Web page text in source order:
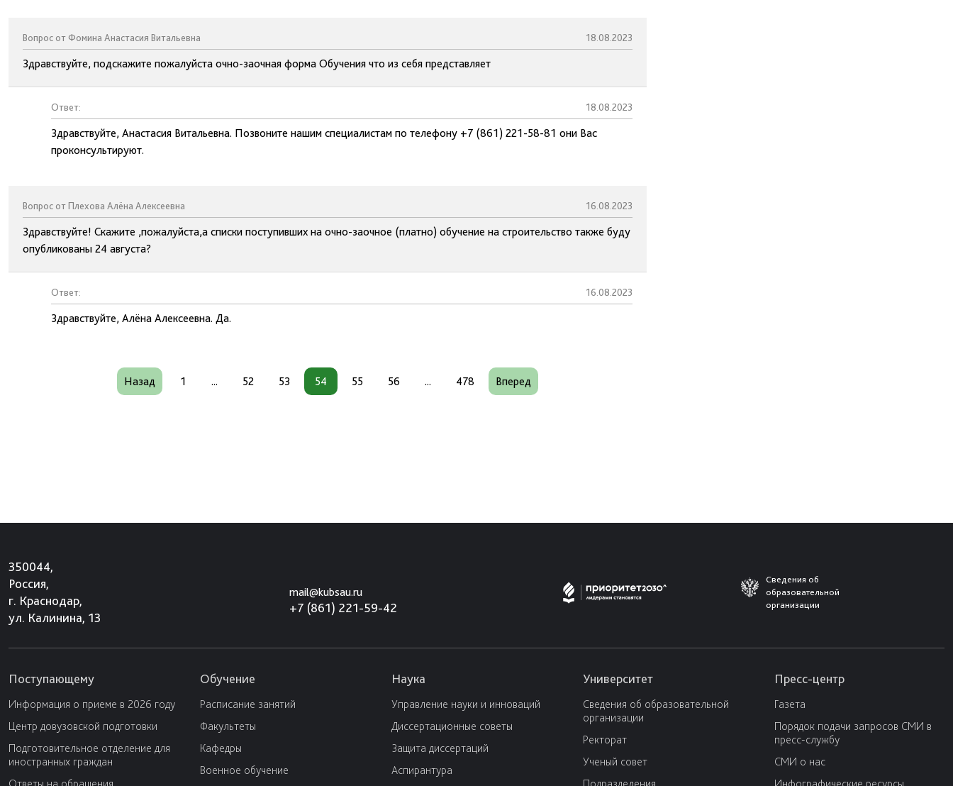
Вопрос от Фомина Анастасия Витальевна 18.08.2023
Здравствуйте, подскажите пожалуйста очно-заочная форма Обучения что из себя представляет
Ответ: 18.08.2023
Здравствуйте, Анастасия Витальевна. Позвоните нашим специалистам по телефону +7 (861) 221-58-81 они Вас
проконсультируют.
Вопрос от Плехова Алёна Алексеевна 16.08.2023
Здравствуйте! Скажите ,пожалуйста,а списки поступивших на очно-заочное (платно) обучение на строительство также буду
опубликованы 24 августа?
Ответ: 16.08.2023
Здравствуйте, Алёна Алексеевна. Да.
Назад 1 ... 52 53 54 55 56 ... 478 Вперед
350044,
Россия,
г. Краснодар,
ул. Калинина, 13
mail@kubsau.ru
+7 (861) 221-59-42
Сведения об
образовательной
организации
Поступающему
Информация о приеме в 2026 году
Центр довузовской подготовки
Подготовительное отделение для
иностранных граждан
Обучение
Расписание занятий
Факультеты
Кафедры
Военное обучение
Наука
Управление науки и инноваций
Диссертационные советы
Защита диссертаций
Аспирантура
Университет
Сведения об образовательной
организации
Ректорат
Ученый совет
Пресс-центр
Газета
Порядок подачи запросов СМИ в
пресс-службу
СМИ о нас